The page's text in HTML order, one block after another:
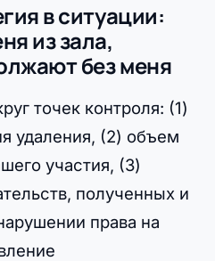
в ситуации:
из зала,
без меня
точек контроля: (1)
удаления, (2) объем
участия, (3)
полученных и
права на